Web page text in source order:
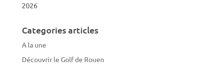
2026
Categories articles
A la une
Découvrir le Golf de Rouen